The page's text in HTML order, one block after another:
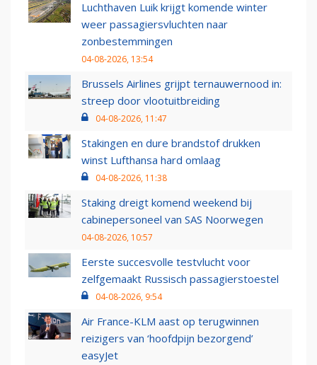
Luchthaven Luik krijgt komende winter
weer passagiersvluchten naar
zonbestemmingen
04-08-2026, 13:54
Brussels Airlines grijpt ternauwernood in:
streep door vlootuitbreiding
04-08-2026, 11:47
Stakingen en dure brandstof drukken
winst Lufthansa hard omlaag
04-08-2026, 11:38
Staking dreigt komend weekend bij
cabinepersoneel van SAS Noorwegen
04-08-2026, 10:57
Eerste succesvolle testvlucht voor
zelfgemaakt Russisch passagierstoestel
04-08-2026, 9:54
Air France-KLM aast op terugwinnen
reizigers van ‘hoofdpijn bezorgend’
easyJet